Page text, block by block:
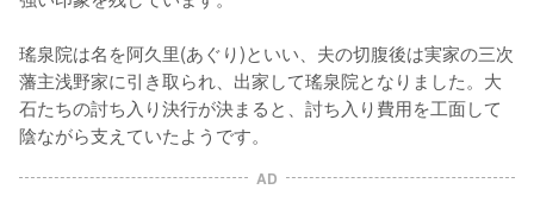
瑤泉院は名を阿久里(あぐり)といい、夫の切腹後は実家の三次
藩主浅野家に引き取られ、出家して瑤泉院となりました。大
石たちの討ち入り決行が決まると、討ち入り費用を工面して
陰ながら支えていたようです。
AD